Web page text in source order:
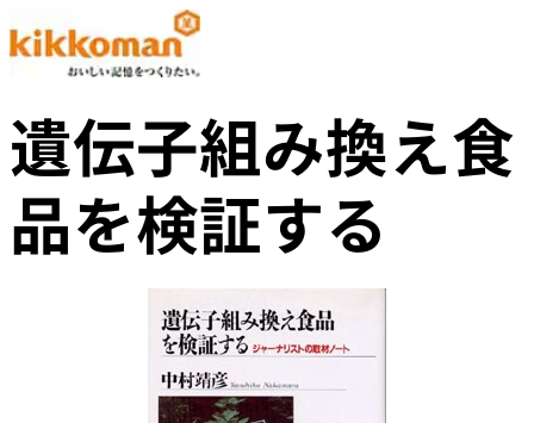
遺伝子組み換え食
品を検証する